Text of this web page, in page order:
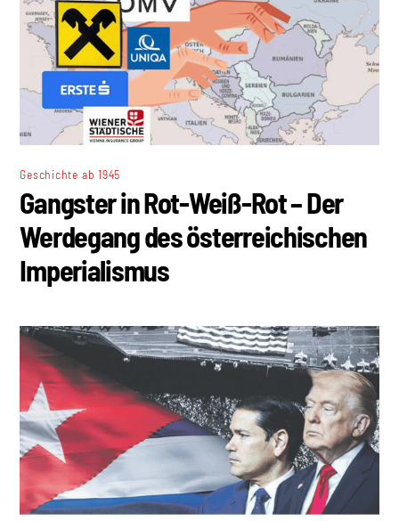
Geschichte ab 1945
Gangster in Rot-Weiß-Rot – Der
Werdegang des österreichischen
Imperialismus